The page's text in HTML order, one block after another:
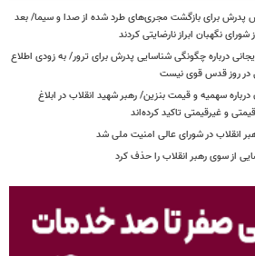
پدرش برای بازگشت مجری‌های طرد شده از صدا و سیما/ بعد
درباره چگونگی شناسایی پدرش برای ترور/ به زودی اطلاع
در روز قدس قوی نیست
سهمیه و قیمت بنزین/ رهبر شهید انقلاب در ابلاغ
و غیرقیمتی تاکید کرده‌اند
انقلاب در شورای عالی امنیت ملی شد
از سوی رهبر انقلاب را حذف کرد